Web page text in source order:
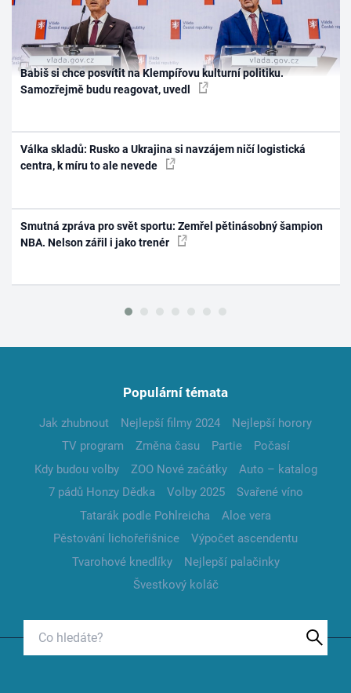
Babiš si chce posvítit na Klempířovu kulturní politiku.
Samozřejmě budu reagovat, uvedl
Válka skladů: Rusko a Ukrajina si navzájem ničí logistická
centra, k míru to ale nevede
Smutná zpráva pro svět sportu: Zemřel pětinásobný šampion
NBA. Nelson zářil i jako trenér
Populární témata
Jak zhubnout Nejlepší filmy 2024
Nejlepší horory
TV program
Změna času Partie
Počasí
Kdy budou volby
ZOO Nové začátky
Auto – katalog
7 pádů Honzy Dědka
Volby 2025
Svařené víno
Tatarák podle Pohlreicha
Aloe vera
Pěstování lichořeřišnice
Výpočet ascendentu
Tvarohové knedlíky
Nejlepší palačinky
Švestkový koláč